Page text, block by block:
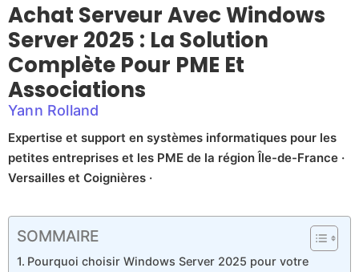
Achat Serveur Avec Windows
Server 2025 : La Solution
Complète Pour PME Et
Associations
Yann Rolland
Expertise et support en systèmes informatiques pour les
petites entreprises et les PME de la région Île-de-France ·
Versailles et Coignières ·
SOMMAIRE
Pourquoi choisir Windows Server 2025 pour votre